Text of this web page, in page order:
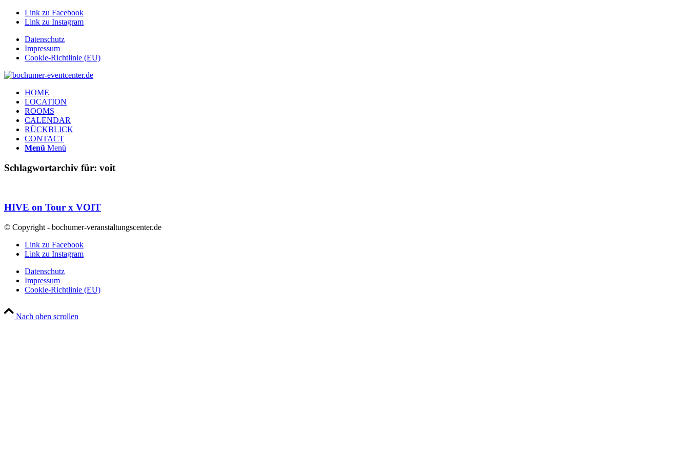
Link zu Facebook
Link zu Instagram
Datenschutz
Impressum
Cookie-Richtlinie (EU)
HOME
LOCATION
ROOMS
CALENDAR
RÜCKBLICK
CONTACT
Menü Menü
Schlagwortarchiv für: voit
HIVE on Tour x VOIT
© Copyright - bochumer-veranstaltungscenter.de
Link zu Facebook
Link zu Instagram
Datenschutz
Impressum
Cookie-Richtlinie (EU)
Nach oben scrollen